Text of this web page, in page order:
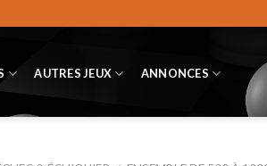
AUTRES JEUX ANNONCES